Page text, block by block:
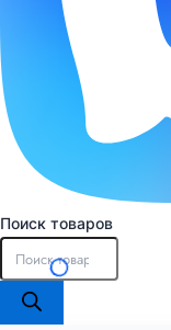
Поиск товаров